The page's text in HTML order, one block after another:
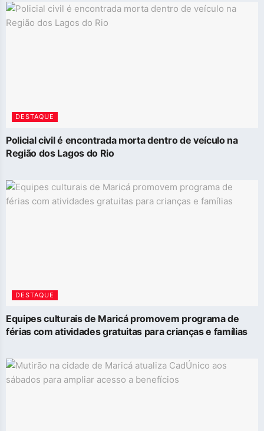
DESTAQUE
Policial civil é encontrada morta dentro de veículo na
Região dos Lagos do Rio
DESTAQUE
Equipes culturais de Maricá promovem programa de
férias com atividades gratuitas para crianças e famílias